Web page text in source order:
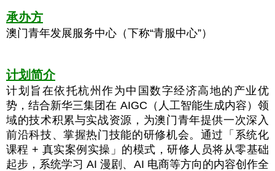
承办方
澳门青年发展服务中心（下称“青服中心”）
计划简介
计划旨在依托杭州作为中国数字经济高地的产业优
势，结合新华三集团在 AIGC（人工智能生成内容）领
域的技术积累与实战资源，为澳门青年提供一次深入
前沿科技、掌握热门技能的研修机会。通过「系统化
课程 + 真实案例实操」的模式，研修人员将从零基础
起步，系统学习 AI 漫剧、AI 电商等方向的内容创作全